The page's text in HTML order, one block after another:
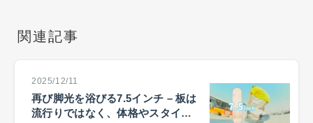
関連記事
2025/12/11
再び脚光を浴びる7.5インチ – 板は
流行りではなく、体格やスタイル